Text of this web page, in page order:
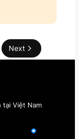
Next
tại Việt Nam